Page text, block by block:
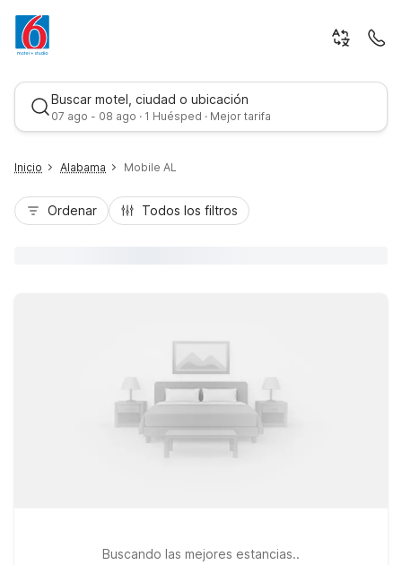
Buscar motel, ciudad o ubicación
07 ago - 08 ago · 1 Huésped · Mejor tarifa
Inicio Alabama Mobile AL
Ordenar Todos los filtros
Buscando las mejores estancias..